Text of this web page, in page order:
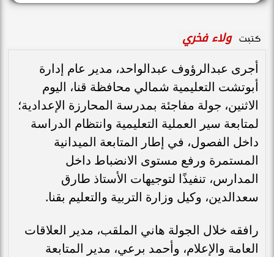
كتبت ولاء فخري
أجرى عبدالرؤوف عبدالواحد، مدير عام إدارة
أبوتشت التعليمية شمالي محافظة قنا، اليوم
الاثنين، جولة مفاجئة بمدرسة المحارزة الإعدادية؛
لمتابعة سير العملية التعليمية وانتظام الدراسة
داخل الفصول، في إطار المتابعة الميدانية
المستمرة ورفع مستوى الانضباط داخل
المدارس، تنفيذًا لتوجيهات الأستاذ طارق
سعدالدين، وكيل وزارة التربية والتعليم بقنا.
رافقه خلال الجولة هاني الملقب، مدير العلاقات
العامة والإعلام، وأحمد برعي، مدير المتابعة